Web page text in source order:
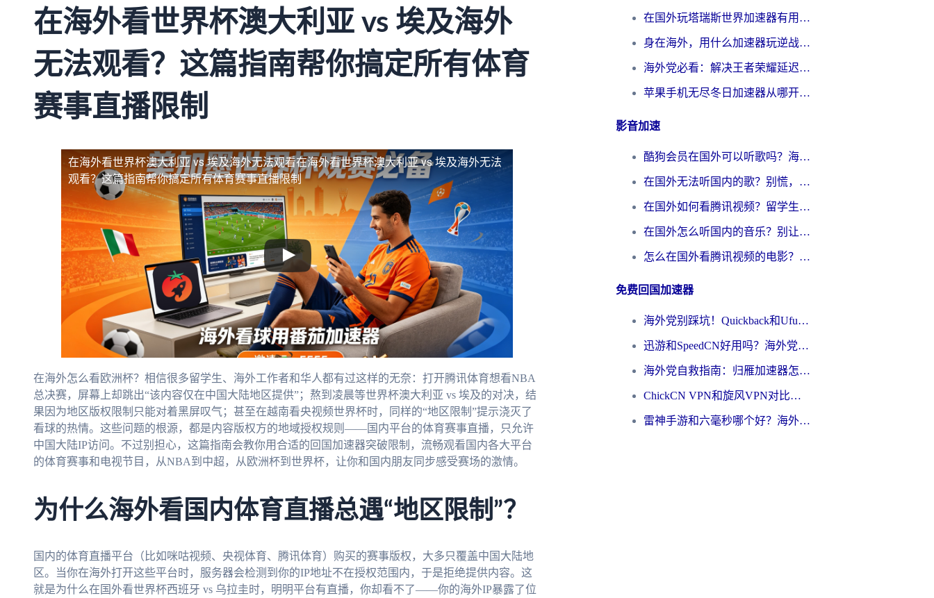
在海外看世界杯澳大利亚 vs 埃及海外
无法观看？这篇指南帮你搞定所有体育
赛事直播限制
在海外看世界杯澳大利亚 vs 埃及海外无法观看在海外看世界杯澳大利亚 vs 埃及海外无法
观看？这篇指南帮你搞定所有体育赛事直播限制
在海外怎么看欧洲杯？相信很多留学生、海外工作者和华人都有过这样的无奈：打开腾讯体育想看NBA
总决赛，屏幕上却跳出“该内容仅在中国大陆地区提供”；熬到凌晨等世界杯澳大利亚 vs 埃及的对决，结
果因为地区版权限制只能对着黑屏叹气；甚至在越南看央视频世界杯时，同样的“地区限制”提示浇灭了
看球的热情。这些问题的根源，都是内容版权方的地域授权规则——国内平台的体育赛事直播，只允许
中国大陆IP访问。不过别担心，这篇指南会教你用合适的回国加速器突破限制，流畅观看国内各大平台
的体育赛事和电视节目，从NBA到中超，从欧洲杯到世界杯，让你和国内朋友同步感受赛场的激情。
为什么海外看国内体育直播总遇“地区限制”？
国内的体育直播平台（比如咪咕视频、央视体育、腾讯体育）购买的赛事版权，大多只覆盖中国大陆地
区。当你在海外打开这些平台时，服务器会检测到你的IP地址不在授权范围内，于是拒绝提供内容。这
就是为什么在国外看世界杯西班牙 vs 乌拉圭时，明明平台有直播，你却看不了——你的海外IP暴露了位
在国外玩塔瑞斯世界加速器有用吗？海外玩家亲测后的真实答案
身在海外，用什么加速器玩逆战才能告别延迟？
海外党必看：解决王者荣耀延迟的加速器终极指南——从EVE到猫和老鼠，一个工具全搞定
苹果手机无尽冬日加速器从哪开启？海外玩家的冬日生存指南
影音加速
酷狗会员在国外可以听歌吗？海外党亲测有效：3步解决音乐权限难题
在国外无法听国内的歌？别慌，这样操作就能畅听QQ音乐（附亲测加速器推荐）
在国外如何看腾讯视频？留学生亲测有效的回国加速方案
在国外怎么听国内的音乐？别让版权限制断了你的华语歌单
怎么在国外看腾讯视频的电影？海外党亲测有效的回国加速指南
免费回国加速器
海外党别踩坑！Quickback和UfunR好用吗？选对回国加速器才能无缝刷国内资源
迅游和SpeedCN好用吗？海外党如何破解那道看不见的墙
海外党自救指南：归雁加速器怎么样？教你避开坑实现国内资源无缝访问
ChickCN VPN和旋风VPN对比哪个回国效果更好？海外用户的选择困境与出路
雷神手游和六毫秒哪个好？海外党如何真正解锁国内资源